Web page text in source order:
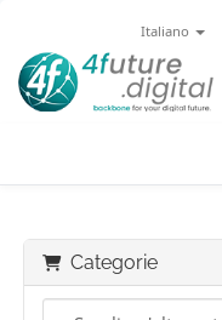
Italiano
Categorie